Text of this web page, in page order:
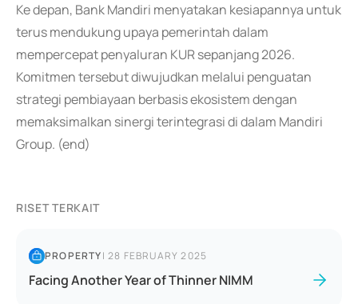
Ke depan, Bank Mandiri menyatakan kesiapannya untuk
terus mendukung upaya pemerintah dalam
mempercepat penyaluran KUR sepanjang 2026.
Komitmen tersebut diwujudkan melalui penguatan
strategi pembiayaan berbasis ekosistem dengan
memaksimalkan sinergi terintegrasi di dalam Mandiri
Group. (end)
RISET TERKAIT
PROPERTY|28 FEBRUARY 2025
Facing Another Year of Thinner NIMM